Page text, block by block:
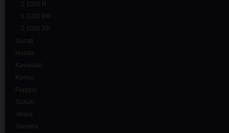
S 1000 R
S 1000 RR
S 1000 XR
Ducati
Honda
Kawasaki
Kymco
Piaggio
Suzuki
Vespa
Yamaha